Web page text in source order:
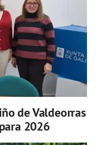
de Valdeorras
2026